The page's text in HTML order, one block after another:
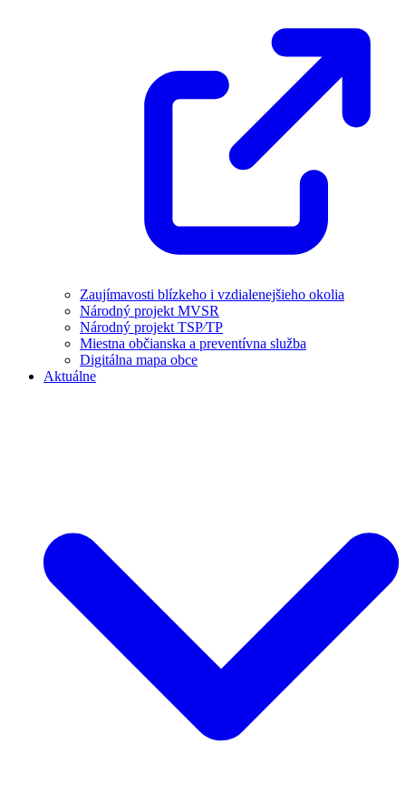
Zaujímavosti blízkeho i vzdialenejšieho okolia
Národný projekt MVSR
Národný projekt TSP⁄TP
Miestna občianska a preventívna služba
Digitálna mapa obce
Aktuálne